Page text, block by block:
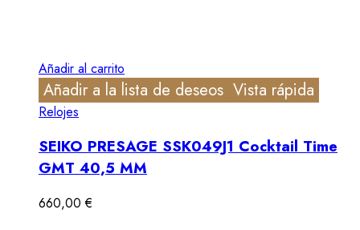
Añadir al carrito
Añadir a la lista de deseos Vista rápida
Relojes
SEIKO PRESAGE SSK049J1 Cocktail Time
GMT 40,5 MM
660,00€